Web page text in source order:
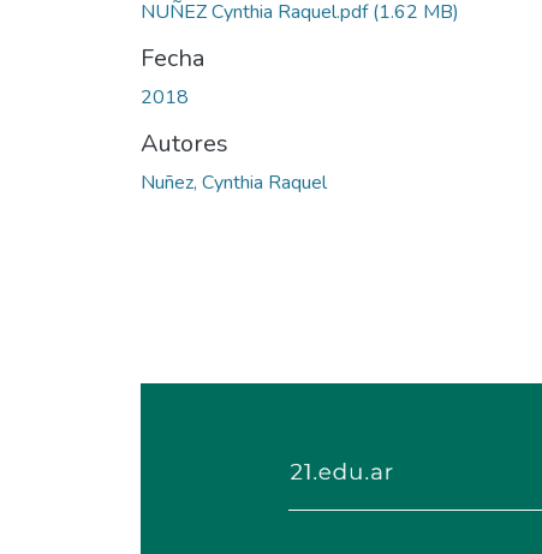
NUÑEZ Cynthia Raquel.pdf(1.62 MB)
Fecha
2018
Autores
Nuñez, Cynthia Raquel